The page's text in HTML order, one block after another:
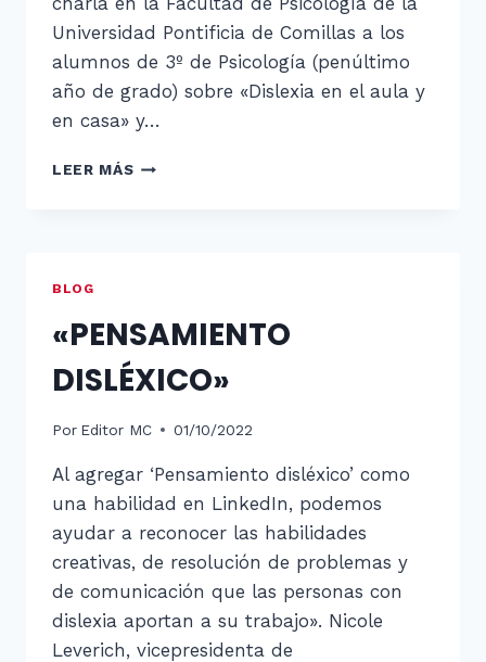
Universidad Pontificia de Comillas a los
alumnos de 3º de Psicología (penúltimo
año de grado) sobre «Dislexia en el aula y
en casa» y…
LEER MÁSMADRID
PONTIFICIA
DE
COMILLAS
BLOG
«PENSAMIENTO
DISLÉXICO»
Por Editor MC 01/10/2022
Al agregar ‘Pensamiento disléxico’ como
una habilidad en LinkedIn, podemos
ayudar a reconocer las habilidades
creativas, de resolución de problemas y
de comunicación que las personas con
dislexia aportan a su trabajo». Nicole
Leverich, vicepresidenta de